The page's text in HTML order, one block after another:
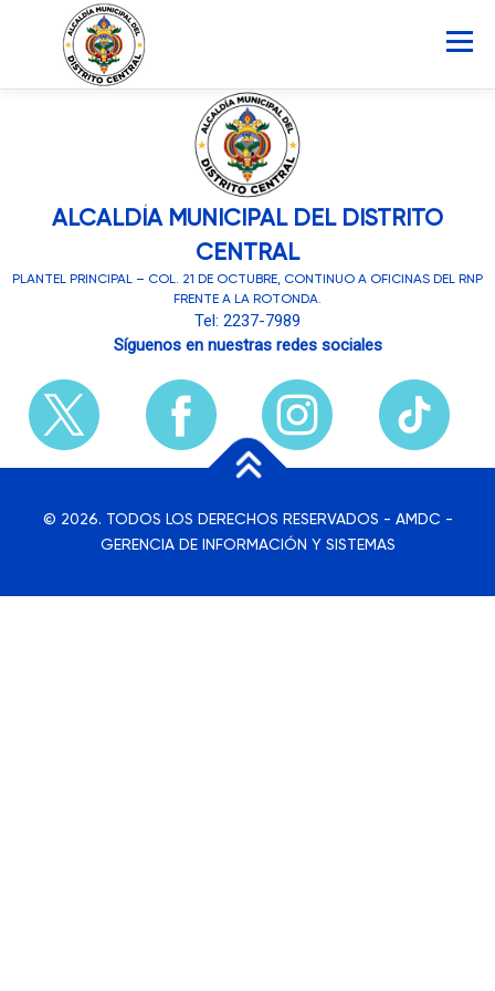
Menú
SERVICIOS
ATLAS MUNICIPAL COCOIN
PORTAL DE TRANSPARENCIA
Buscar:
ALCALDÍA MUNICIPAL DEL DISTRITO
CENTRAL
PLANTEL PRINCIPAL – COL. 21 DE OCTUBRE, CONTINUO A OFICINAS DEL RNP
FRENTE A LA ROTONDA.
Tel: 2237-7989
Síguenos en nuestras redes sociales
© 2026. TODOS LOS DERECHOS RESERVADOS - AMDC -
GERENCIA DE INFORMACIÓN Y SISTEMAS